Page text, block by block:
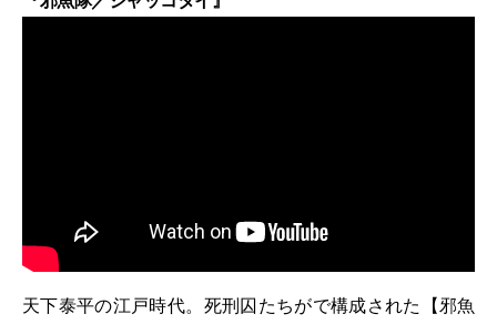
天下泰平の江戸時代。死刑囚たちがで構成された【邪魚